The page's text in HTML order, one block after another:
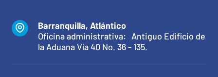
Barranquilla, Atlántico
Oficina administrativa: Antiguo Edificio de
la Aduana Vía 40 No. 36 - 135.